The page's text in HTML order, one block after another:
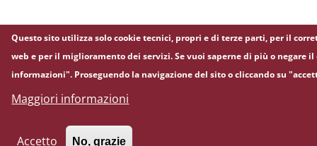
Questo sito utilizza solo cookie tecnici, propri e di terze parti, per il
web e per il miglioramento dei servizi. Se vuoi saperne di più o negare
informazioni". Proseguendo la navigazione del sito o cliccando su
Maggiori informazioni
Accetto No, grazie